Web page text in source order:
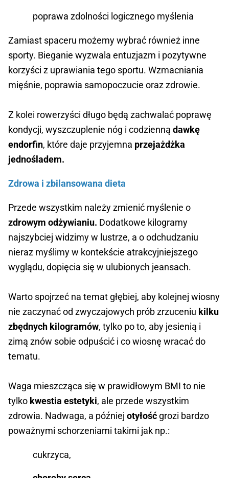
poprawa zdolności logicznego myślenia
Zamiast spaceru możemy wybrać również inne
sporty. Bieganie wyzwala entuzjazm i pozytywne
korzyści z uprawiania tego sportu. Wzmacniania
mięśnie, poprawia samopoczucie oraz zdrowie.
Z kolei rowerzyści długo będą zachwalać poprawę
kondycji, wyszczuplenie nóg i codzienną dawkę
endorfin, które daje przyjemna przejażdżka
jednośladem.
Zdrowa i zbilansowana dieta
Przede wszystkim należy zmienić myślenie o
zdrowym odżywianiu. Dodatkowe kilogramy
najszybciej widzimy w lustrze, a o odchudzaniu
nieraz myślimy w kontekście atrakcyjniejszego
wyglądu, dopięcia się w ulubionych jeansach.
Warto spojrzeć na temat głębiej, aby kolejnej wiosny
nie zaczynać od zwyczajowych prób zrzuceniu kilku
zbędnych kilogramów, tylko po to, aby jesienią i
zimą znów sobie odpuścić i co wiosnę wracać do
tematu.
Waga mieszcząca się w prawidłowym BMI to nie
tylko kwestia estetyki, ale przede wszystkim
zdrowia. Nadwaga, a później otyłość grozi bardzo
poważnymi schorzeniami takimi jak np.:
cukrzyca,